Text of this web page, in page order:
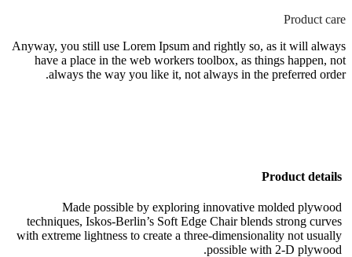
Product care
Anyway, you still use Lorem Ipsum and rightly so, as it will always
have a place in the web workers toolbox, as things happen, not
always the way you like it, not always in the preferred order.
Product details
Made possible by exploring innovative molded plywood
techniques, Iskos-Berlin’s Soft Edge Chair blends strong curves
with extreme lightness to create a three-dimensionality not usually
possible with 2-D plywood.